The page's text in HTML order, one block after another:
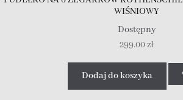
WIŚNIOWY
Dostępny
299.00zł
Dodaj do koszyka